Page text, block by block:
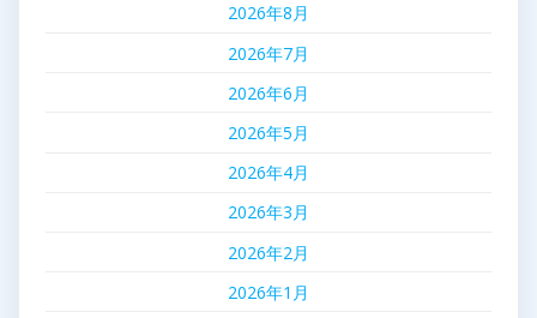
2026年8月
2026年7月
2026年6月
2026年5月
2026年4月
2026年3月
2026年2月
2026年1月